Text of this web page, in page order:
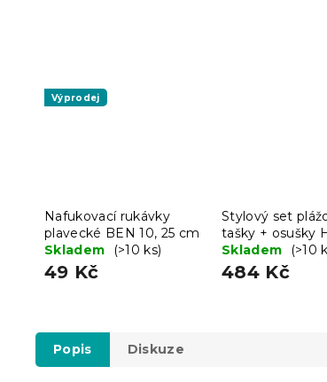
Výprodej
Nafukovací rukávky
plavecké BEN 10, 25 cm
Skladem
(>10 ks)
49 Kč
Stylový set
tašky + osušky
75x150 cm,
100% organická
Skladem (>10
484 Kč
Popis Diskuze